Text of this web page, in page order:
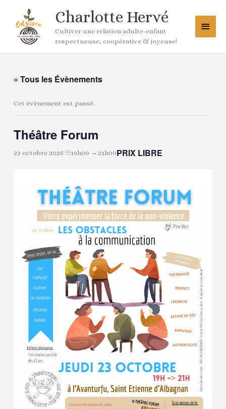
contenu
Charlotte Hervé
Cultiver une relation adulte-enfant
respectueuse, coopérative & joyeuse!
« Tous les Évènements
Cet évènement est passé.
Théâtre Forum
23 octobre 2025 ⌚︎19h00 →21h00PRIX LIBRE